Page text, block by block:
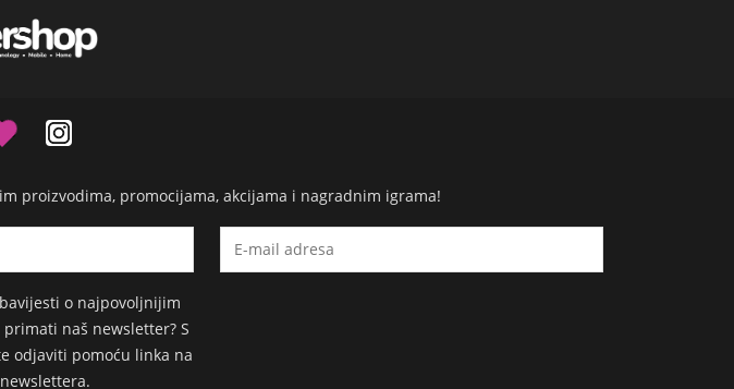
proizvodima, promocijama, akcijama i nagradnim igrama!
o najpovoljnijim
naš newsletter? S
odjaviti pomoću linka na